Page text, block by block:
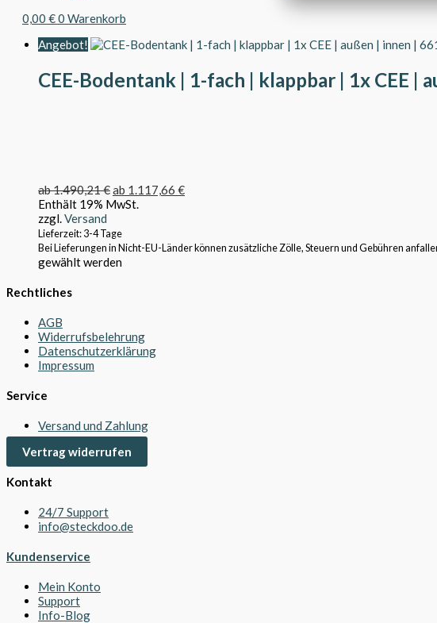
0,00 €0 Warenkorb
Angebot!
CEE-Bodentank | 1-fach | klappbar | 1x CEE |
ab1.490,21€ab 1.117,66 €
Enthält 19% MwSt.
zzgl.Versand
Lieferzeit: 3-4 Tage
Bei Lieferungen in Nicht-EU-Länder können zusätzliche Zölle, Steuern und Gebühren
gewählt werden
Rechtliches
AGB
Widerrufsbelehrung
Datenschutzerklärung
Impressum
Service
Versand und Zahlung
Vertrag widerrufen
Kontakt
24/7 Support
info@steckdoo.de
Kundenservice
Mein Konto
Support
Info-Blog